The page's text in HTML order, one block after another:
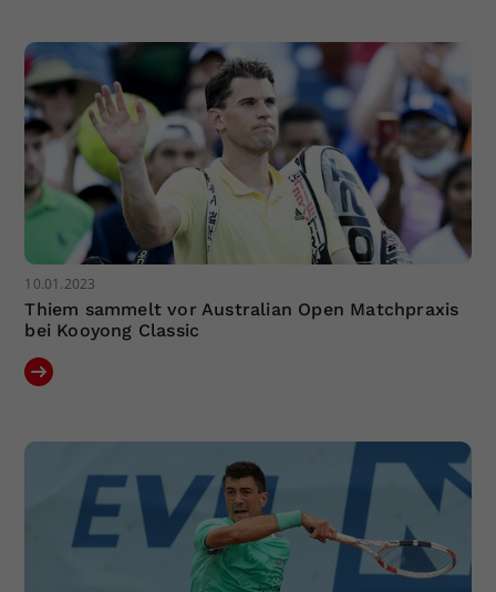
10.01.2023
Thiem sammelt vor Australian Open Matchpraxis
bei Kooyong Classic
Zweck
Einstellungen. Unter anderem eine
zufällig generierte ID, für die
historische Speicherung Ihrer
vorgenommen Einstellungen, falls der
Webseiten-Betreiber dies eingestellt
hat.